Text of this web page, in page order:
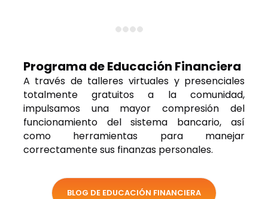
Programa de Educación Financiera
A través de talleres virtuales y presenciales
totalmente gratuitos a la comunidad,
impulsamos una mayor compresión del
funcionamiento del sistema bancario, así
como herramientas para manejar
correctamente sus finanzas personales.
BLOG DE EDUCACIÓN FINANCIERA